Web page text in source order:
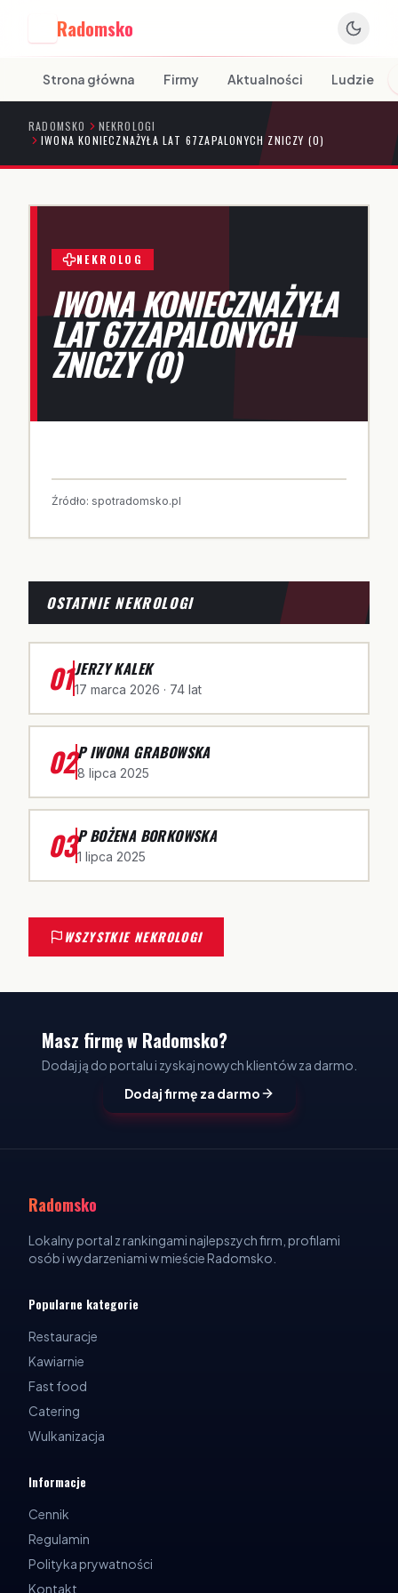
Radomsko
Strona główna Firmy Aktualności Ludzie
RADOMSKO
NEKROLOGI
IWONA KONIECZNAŻYŁA LAT 67ZAPALONYCH ZNICZY (0)
NEKROLOG
IWONA KONIECZNAŻYŁA
LAT 67ZAPALONYCH
ZNICZY (0)
Źródło: spotradomsko.pl
OSTATNIE NEKROLOGI
01JERZY KALEK
17 marca 2026 · 74 lat
02P IWONA GRABOWSKA
8 lipca 2025
03P BOŻENA BORKOWSKA
1 lipca 2025
WSZYSTKIE NEKROLOGI
Masz firmę w Radomsko?
Dodaj ją do portalu i zyskaj nowych klientów za darmo.
Dodaj firmę za darmo
Radomsko
Lokalny portal z rankingami najlepszych firm, profilami
osób i wydarzeniami w mieście Radomsko.
Popularne kategorie
Restauracje
Kawiarnie
Fast food
Catering
Wulkanizacja
Informacje
Cennik
Regulamin
Polityka prywatności
Kontakt